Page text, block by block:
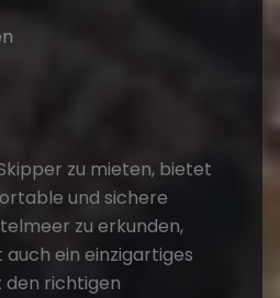
zu mieten, bietet
und sichere
zu erkunden,
ein einzigartiges
den richtigen